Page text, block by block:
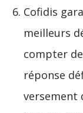
Cofidis
meilleurs
compter
réponse
versement